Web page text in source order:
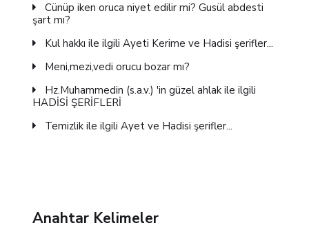
Cünüp iken oruca niyet edilir mi? Gusül abdesti
şart mı?
Kul hakkı ile ilgili Ayeti Kerime ve Hadisi şerifler...
Meni,mezi,vedi orucu bozar mı?
Hz.Muhammedin (s.a.v.) 'in güzel ahlak ile ilgili
HADİSİ ŞERİFLERİ
Temizlik ile ilgili Ayet ve Hadisi şerifler...
Anahtar Kelimeler